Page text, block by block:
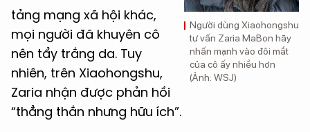
Người dùng Xiaohongshu
tư vấn Zaria MaBon hãy
nhấn mạnh vào đôi mắt
của cô ấy nhiều hơn
(Ảnh: WSJ)
tảng mạng xã hội khác,
mọi người đã khuyên cô
nên tẩy trắng da. Tuy
nhiên, trên Xiaohongshu,
Zaria nhận được phản hồi
“thẳng thắn nhưng hữu ích”.